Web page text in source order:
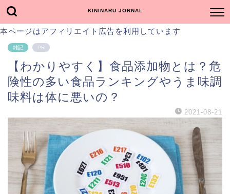
KININARU JORNAL
本ページはアフィリエイト広告を利用しています
雑記 PR
【わかりやすく】食品添加物とは？危
険性の多い食品ランキングやうま味調
味料は体に悪いの？
2021-08-21